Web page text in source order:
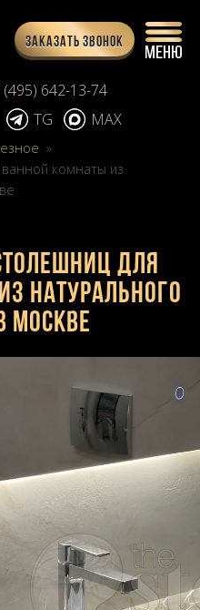
Заказать звонок
collection.ru
(495) 642-13-74
TG MAX
»
комнаты из
для
натурального
Москве